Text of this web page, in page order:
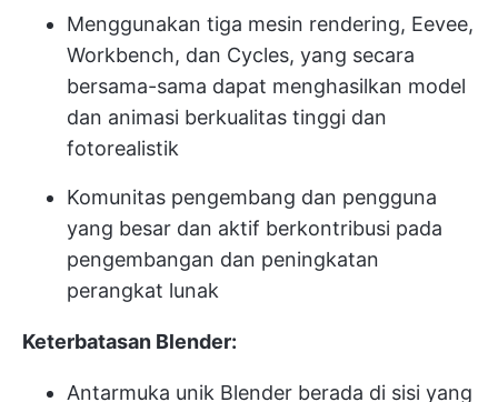
Menggunakan tiga mesin rendering, Eevee,
Workbench, dan Cycles, yang secara
bersama-sama dapat menghasilkan model
dan animasi berkualitas tinggi dan
fotorealistik
Komunitas pengembang dan pengguna
yang besar dan aktif berkontribusi pada
pengembangan dan peningkatan
perangkat lunak
Keterbatasan Blender:
Antarmuka unik Blender berada di sisi yang